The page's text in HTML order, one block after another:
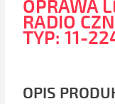
OPRAWA
RADIO
TYP: 11-
OPIS